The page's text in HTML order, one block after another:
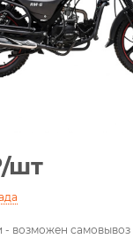
/шт
- возможен